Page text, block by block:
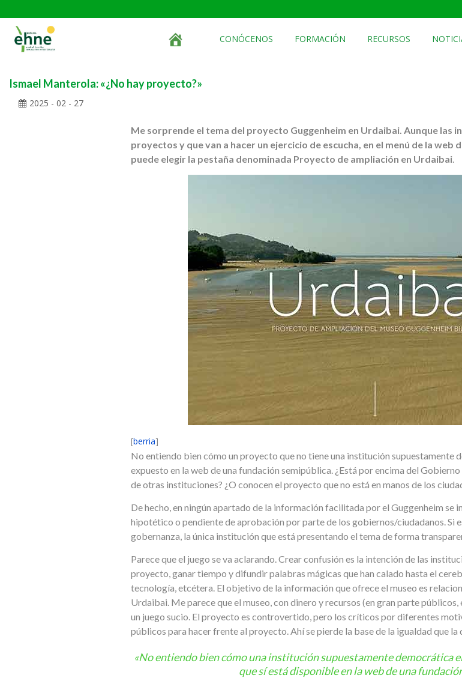
CONÓCENOS FORMACIÓN RECURSOS
Ismael Manterola: «¿No hay proyecto?»
2025 - 02 - 27
Me sorprende el tema del proyecto Guggenheim en Urdaibai. Aunque las
proyectos y que van a hacer un ejercicio de escucha, en el menú de la web
puede elegir la pestaña denominada Proyecto de ampliación en Urdaibai.
[berria]
No entiendo bien cómo un proyecto que no tiene una institución supuestamente
expuesto en la web de una fundación semipública. ¿Está por encima del
de otras instituciones? ¿O conocen el proyecto que no está en manos de los
De hecho, en ningún apartado de la información facilitada por el Guggenheim se
hipotético o pendiente de aprobación por parte de los gobiernos/ciudadanos. Si
gobernanza, la única institución que está presentando el tema de forma
Parece que el juego se va aclarando. Crear confusión es la intención de las
proyecto, ganar tiempo y difundir palabras mágicas que han calado hasta el
tecnología, etcétera. El objetivo de la información que ofrece el museo es
Urdaibai. Me parece que el museo, con dinero y recursos (en gran parte
un juego sucio. El proyecto es controvertido, pero los críticos por diferentes
públicos para hacer frente al proyecto. Ahí se pierde la base de la igualdad que
«No entiendo bien cómo una institución supuestamente democrática
que sí está disponible en la web de una